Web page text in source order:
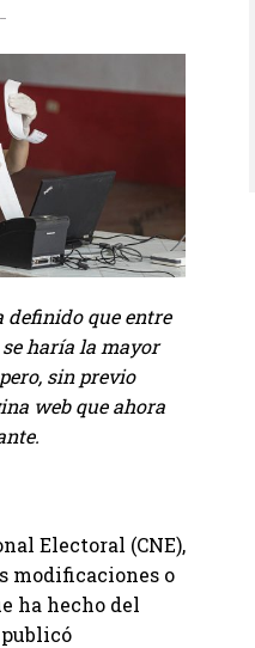
definido que entre
haría la mayor
sin previo
web que ahora
Electoral (CNE),
modificaciones o
ha hecho del